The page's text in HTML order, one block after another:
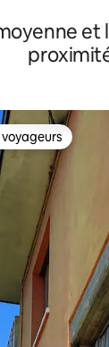
et
les plus